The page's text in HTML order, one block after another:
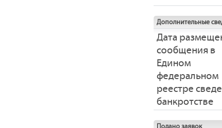
Дополнительные
Дата
сообщения в
Едином
федеральном
реестре
банкротстве
Подано заявок